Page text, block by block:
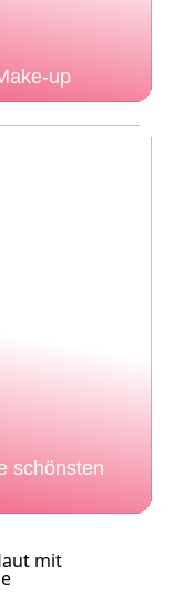
up
schönsten
mit